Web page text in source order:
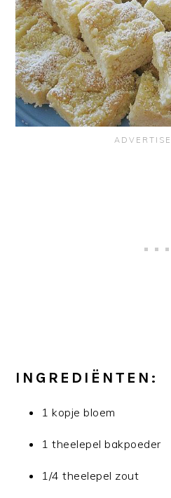
INGREDIËNTEN:
1 kopje bloem
1 theelepel bakpoeder
1/4 theelepel zout